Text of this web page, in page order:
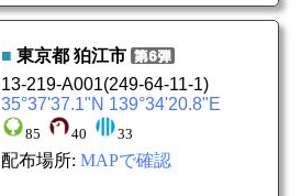
■ 東京都 狛江市
13-219-A001(249-64-11-1)
35°37'37.1"N 139°34'20.8"E
85 40 33
配布場所: MAPで確認